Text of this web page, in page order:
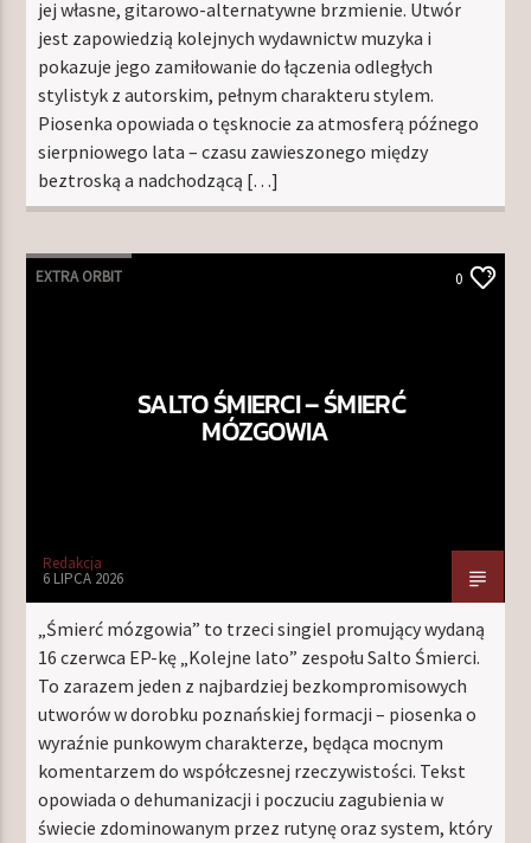
jej własne, gitarowo-alternatywne brzmienie. Utwór
jest zapowiedzią kolejnych wydawnictw muzyka i
pokazuje jego zamiłowanie do łączenia odległych
stylistyk z autorskim, pełnym charakteru stylem.
Piosenka opowiada o tęsknocie za atmosferą późnego
sierpniowego lata – czasu zawieszonego między
beztroską a nadchodzącą […]
EXTRA ORBIT 0
SALTO ŚMIERCI – ŚMIERĆ
MÓZGOWIA
Redakcja
6 LIPCA 2026
„Śmierć mózgowia” to trzeci singiel promujący wydaną
16 czerwca EP-kę „Kolejne lato” zespołu Salto Śmierci.
To zarazem jeden z najbardziej bezkompromisowych
utworów w dorobku poznańskiej formacji – piosenka o
wyraźnie punkowym charakterze, będąca mocnym
komentarzem do współczesnej rzeczywistości. Tekst
opowiada o dehumanizacji i poczuciu zagubienia w
świecie zdominowanym przez rutynę oraz system, który